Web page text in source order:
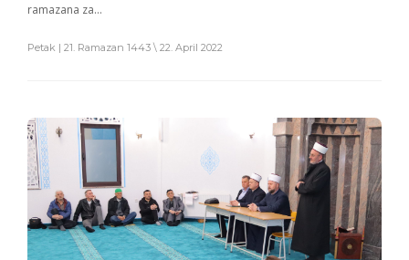
ramazana za…
Petak | 21. Ramazan 1443 \ 22. April 2022